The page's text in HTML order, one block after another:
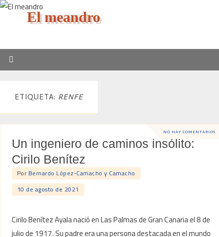
El meandro
ETIQUETA: RENFE
NO HAY COMENTARIOS
Un ingeniero de caminos insólito:
Cirilo Benítez
Por Bernardo López-Camacho y Camacho
10 de agosto de 2021
Cirilo Benítez Ayala nació en Las Palmas de Gran Canaria el 8 de
julio de 1917. Su padre era una persona destacada en el mundo